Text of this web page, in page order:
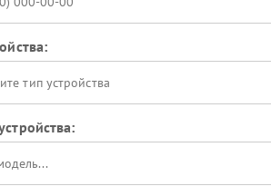
тип устройства